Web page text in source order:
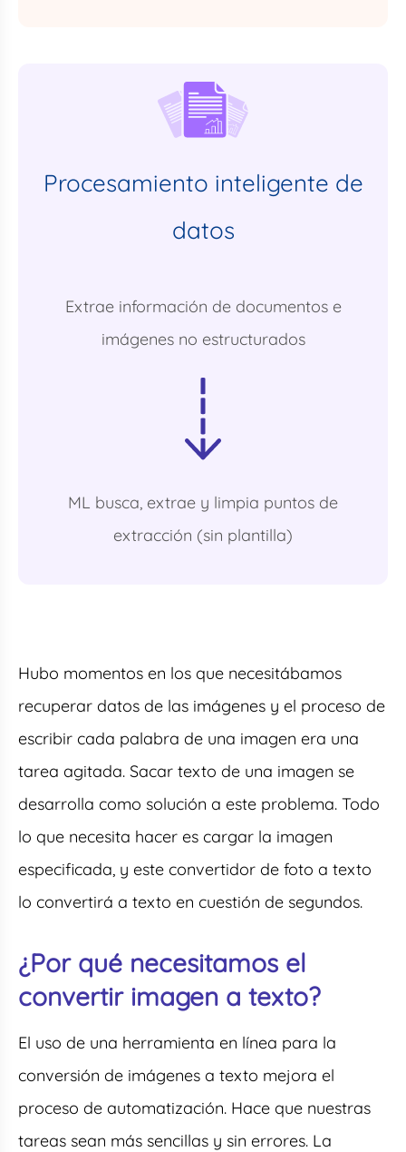
Procesamiento inteligente de
datos
Extrae información de documentos e
imágenes no estructurados
ML busca, extrae y limpia puntos de
extracción (sin plantilla)
Hubo momentos en los que necesitábamos
recuperar datos de las imágenes y el proceso de
escribir cada palabra de una imagen era una
tarea agitada. Sacar texto de una imagen se
desarrolla como solución a este problema. Todo
lo que necesita hacer es cargar la imagen
especificada, y este convertidor de foto a texto
lo convertirá a texto en cuestión de segundos.
¿Por qué necesitamos el
convertir imagen a texto?
El uso de una herramienta en línea para la
conversión de imágenes a texto mejora el
proceso de automatización. Hace que nuestras
tareas sean más sencillas y sin errores. La